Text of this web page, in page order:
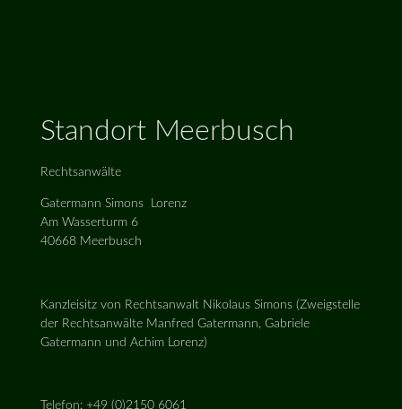
Standort Meerbusch
Rechtsanwälte
Gatermann Simons Lorenz
Am Wasserturm 6
40668 Meerbusch
Kanzleisitz von Rechtsanwalt Nikolaus Simons (Zweigstelle
der Rechtsanwälte Manfred Gatermann, Gabriele
Gatermann und Achim Lorenz)
Telefon: +49 (0)2150 6061